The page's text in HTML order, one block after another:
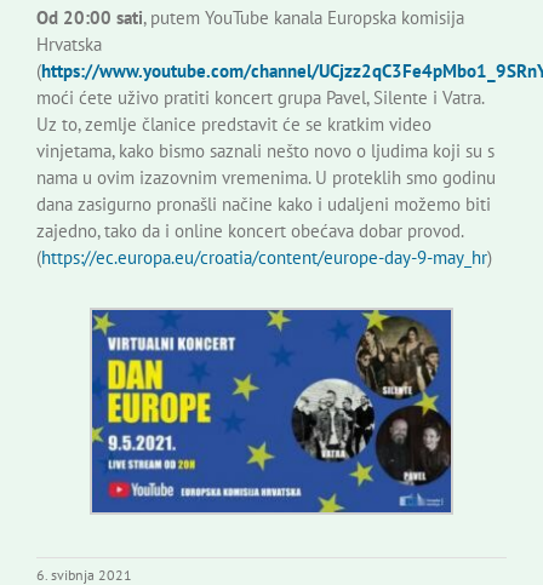
Od 20:00 sati, putem YouTube kanala Europska komisija
Hrvatska
(https://www.youtube.com/channel/
moći ćete uživo pratiti koncert grupa Pavel, Silente i Vatra.
Uz to, zemlje članice predstavit će se kratkim video
vinjetama, kako bismo saznali nešto novo o ljudima koji su s
nama u ovim izazovnim vremenima. U proteklih smo godinu
dana zasigurno pronašli načine kako i udaljeni možemo biti
zajedno, tako da i online koncert obećava dobar provod.
(https://ec.europa.eu/croatia/content/europe-day-9-may_hr)
6. svibnja 2021